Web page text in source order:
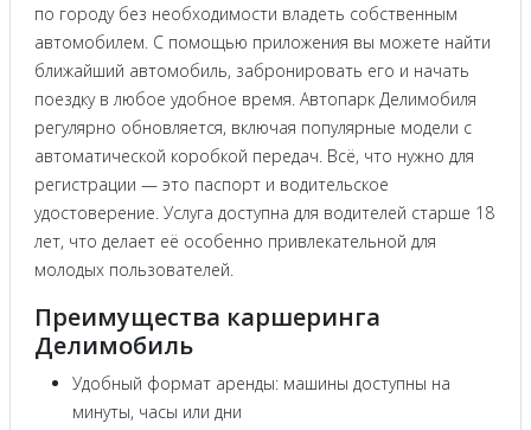
по городу без необходимости владеть собственным
автомобилем. С помощью приложения вы можете найти
ближайший автомобиль, забронировать его и начать
поездку в любое удобное время. Автопарк Делимобиля
регулярно обновляется, включая популярные модели с
автоматической коробкой передач. Всё, что нужно для
регистрации — это паспорт и водительское
удостоверение. Услуга доступна для водителей старше 18
лет, что делает её особенно привлекательной для
молодых пользователей.
Преимущества каршеринга
Делимобиль
Удобный формат аренды: машины доступны на
минуты, часы или дни